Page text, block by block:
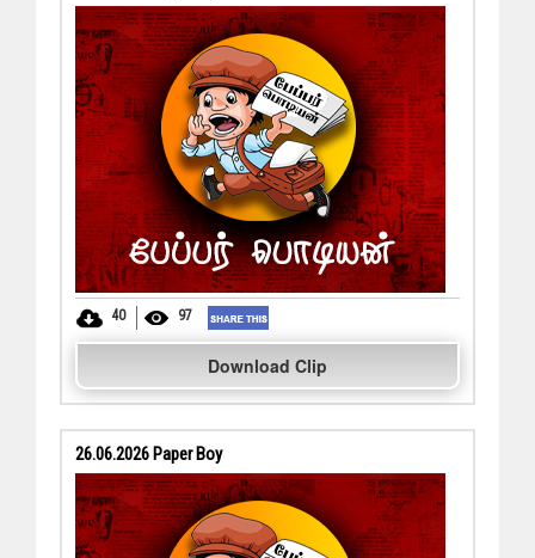
40 97
Download Clip
26.06.2026 Paper Boy